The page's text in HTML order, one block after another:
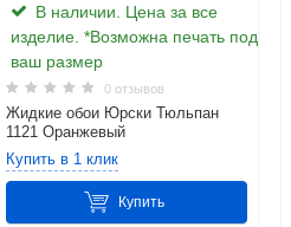
В наличии. Цена за все
изделие. *Возможна печать под
ваш размер
0 отзывов
Жидкие обои Юрски Тюльпан
1121 Оранжевый
Купить в 1 клик
Купить